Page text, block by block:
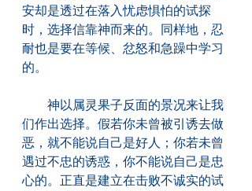
安却是透过在落入忧虑惧怕的试探
时，选择信靠神而来的。同样地，忍
耐也是要在等候、忿怒和急躁中学习
的。
神以属灵果子反面的景况来让我
们作出选择。假若你未曾被引诱去做
恶，就不能说自己是好人；你若未曾
遇过不忠的诱惑，你不能说自己是忠
心的。正直是建立在击败不诚实的试